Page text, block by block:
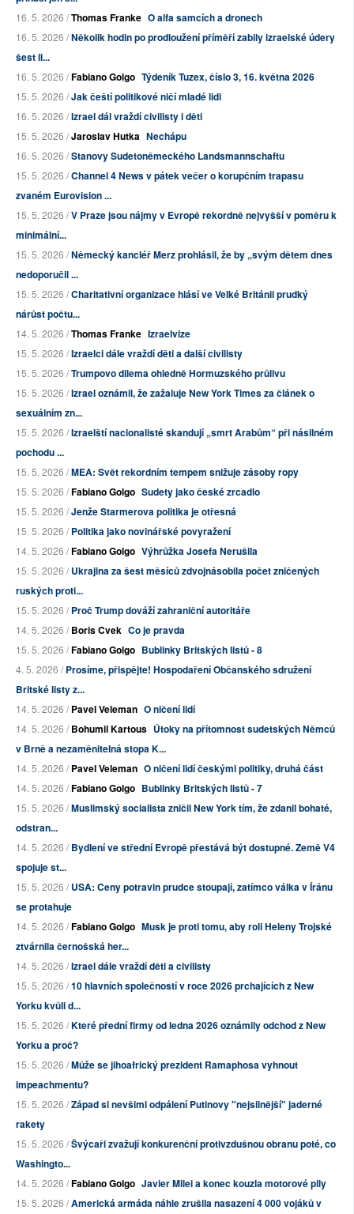
16. 5. 2026 /Thomas Franke O alfa samcích a dronech
16. 5. 2026 /Několik hodin po prodloužení příměří zabily izraelské údery
šest li...
16. 5. 2026 /Fabiano Golgo Týdeník Tuzex, číslo 3, 16. května 2026
15. 5. 2026 /Jak čeští politikové ničí mladé lidi
16. 5. 2026 /Izrael dál vraždí civilisty i děti
15. 5. 2026 /Jaroslav Hutka Nechápu
16. 5. 2026 /Stanovy Sudetoněmeckého Landsmannschaftu
15. 5. 2026 /Channel 4 News v pátek večer o korupčním trapasu
zvaném Eurovision ...
15. 5. 2026 /V Praze jsou nájmy v Evropě rekordně nejvyšší v poměru k
minimální...
15. 5. 2026 /Německý kancléř Merz prohlásil, že by „svým dětem dnes
nedoporučil ...
15. 5. 2026 /Charitativní organizace hlásí ve Velké Británii prudký
nárůst počtu...
14. 5. 2026 /Thomas Franke Izraelvize
15. 5. 2026 /Izraelci dále vraždí děti a další civilisty
15. 5. 2026 /Trumpovo dilema ohledně Hormuzského průlivu
15. 5. 2026 /Izrael oznámil, že zažaluje New York Times za článek o
sexuálním zn...
15. 5. 2026 /Izraelští nacionalisté skandují „smrt Arabům“ při násilném
pochodu ...
15. 5. 2026 /MEA: Svět rekordním tempem snižuje zásoby ropy
15. 5. 2026 /Fabiano Golgo Sudety jako české zrcadlo
15. 5. 2026 /Jenže Starmerova politika je otřesná
15. 5. 2026 /Politika jako novinářské povyražení
14. 5. 2026 /Fabiano Golgo Výhrůžka Josefa Nerušila
15. 5. 2026 /Ukrajina za šest měsíců zdvojnásobila počet zničených
ruských proti...
15. 5. 2026 /Proč Trump dováží zahraniční autoritáře
14. 5. 2026 /Boris Cvek Co je pravda
15. 5. 2026 /Fabiano Golgo Bublinky Britských listů - 8
4. 5. 2026 /Prosíme, přispějte! Hospodaření Občanského sdružení
Britské listy z...
14. 5. 2026 /Pavel Veleman O ničení lidí
14. 5. 2026 /Bohumil Kartous Útoky na přítomnost sudetských Němců
v Brně a nezaměnitelná stopa K...
14. 5. 2026 /Pavel Veleman O ničení lidí českými politiky, druhá část
14. 5. 2026 /Fabiano Golgo Bublinky Britských listů - 7
15. 5. 2026 /Muslimský socialista zničil New York tím, že zdanil bohaté,
odstran...
14. 5. 2026 /Bydlení ve střední Evropě přestává být dostupné. Země V4
spojuje st...
15. 5. 2026 /USA: Ceny potravin prudce stoupají, zatímco válka v Íránu
se protahuje
14. 5. 2026 /Fabiano Golgo Musk je proti tomu, aby roli Heleny Trojské
ztvárnila černošská her...
14. 5. 2026 /Izrael dále vraždí děti a civilisty
15. 5. 2026 /10 hlavních společností v roce 2026 prchajících z New
Yorku kvůli d...
15. 5. 2026 /Které přední firmy od ledna 2026 oznámily odchod z New
Yorku a proč?
15. 5. 2026 /Může se jihoafrický prezident Ramaphosa vyhnout
impeachmentu?
15. 5. 2026 /Západ si nevšiml odpálení Putinovy "nejsilnější" jaderné
rakety
15. 5. 2026 /Švýcaři zvažují konkurenční protivzdušnou obranu poté, co
Washingto...
14. 5. 2026 /Fabiano Golgo Javier Milei a konec kouzla motorové pily
15. 5. 2026 /Americká armáda náhle zrušila nasazení 4 000 vojáků v